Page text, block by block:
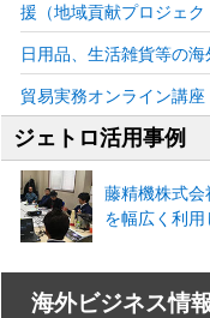
援（地域貢献プロジェク
日用品、生活雑貨等の
貿易実務オンライン講座
ジェトロ活用事例
藤精機株式会
を幅広く利用
海外ビジネス情